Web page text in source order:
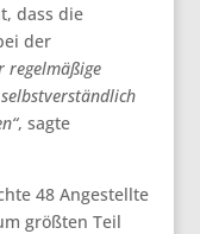
dass die
der
regelmäßige
, sagte
48 Angestellte
größten Teil